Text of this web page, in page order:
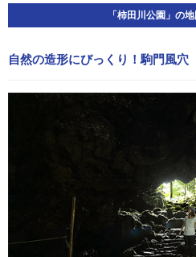
「柿田川公園」の
自然の造形にびっくり！駒門風穴